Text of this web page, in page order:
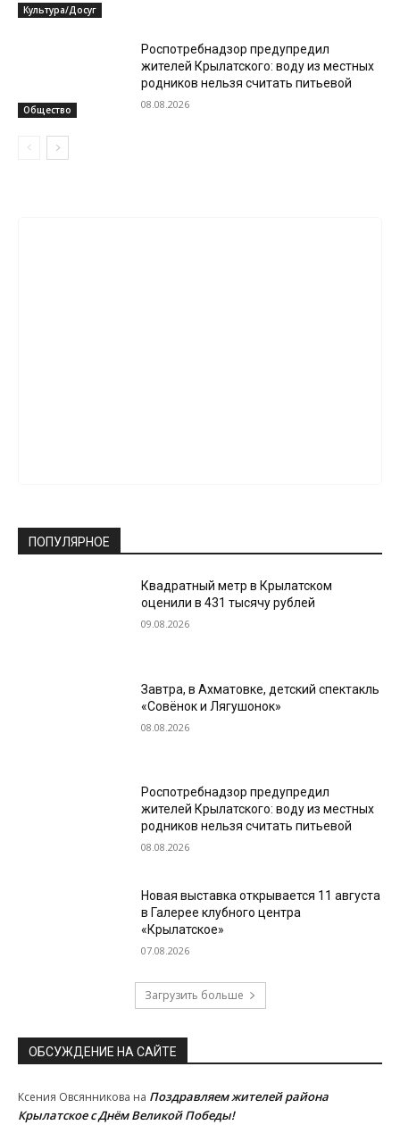
Культура/Досуг
Общество
Роспотребнадзор предупредил
жителей Крылатского: воду из местных
родников нельзя считать питьевой
08.08.2026
ПОПУЛЯРНОЕ
Квадратный метр в Крылатском
оценили в 431 тысячу рублей
09.08.2026
Завтра, в Ахматовке, детский спектакль
«Совёнок и Лягушонок»
08.08.2026
Роспотребнадзор предупредил
жителей Крылатского: воду из местных
родников нельзя считать питьевой
08.08.2026
Новая выставка открывается 11 августа
в Галерее клубного центра
«Крылатское»
07.08.2026
Загрузить больше
ОБСУЖДЕНИЕ НА САЙТЕ
Ксения Овсянникова на Поздравляем жителей района
Крылатское с Днём Великой Победы!